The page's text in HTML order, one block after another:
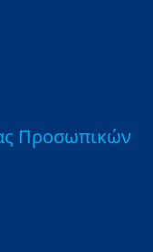
Προσωπικών